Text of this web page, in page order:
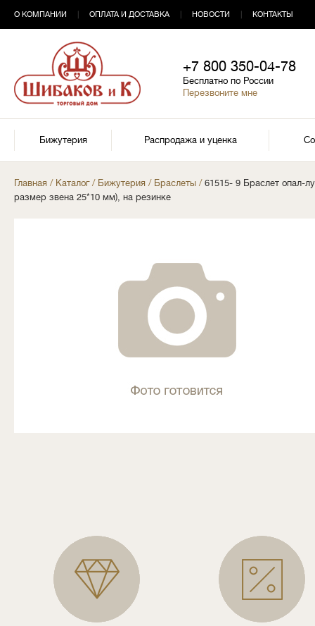
О КОМПАНИИ ОПЛАТА И ДОСТАВКА НОВОСТИ КОНТАКТЫ
+7 800 350-04-78
Бесплатно по России
Перезвоните мне
Бижутерия Распродажа и уценка
Главная / Каталог/ Бижутерия / Браслеты / 61515- 9 Браслет опал-
размер звена 25*10 мм), на резинке